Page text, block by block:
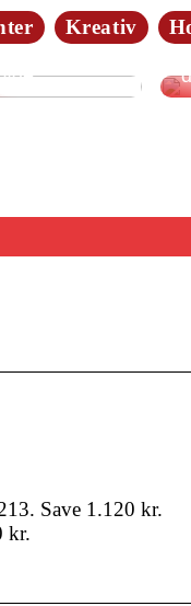
Kreativ
Save 1.120 kr.
kr.